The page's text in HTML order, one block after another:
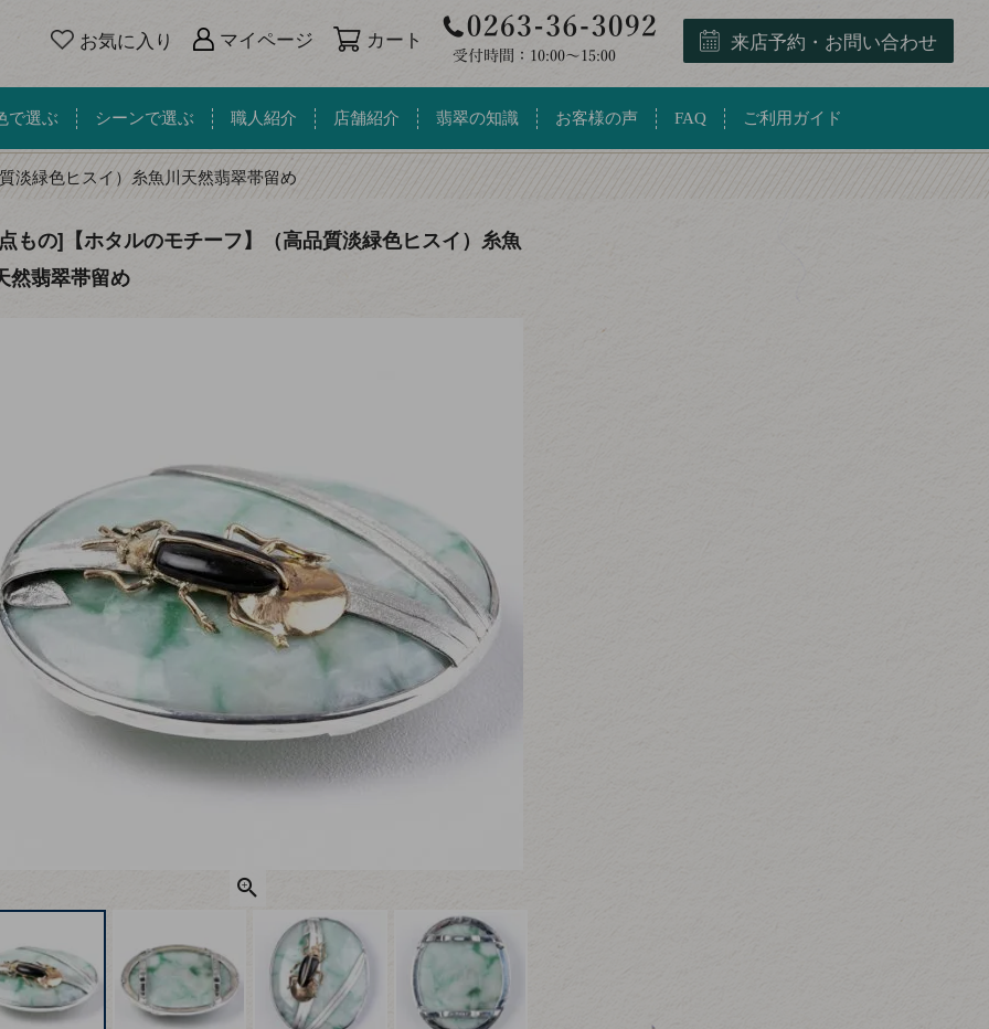
お気に入り マイページ カート 来店予約・お問い合わせ
で選ぶ シーンで選ぶ 職人紹介 店舗紹介 翡翠の知識 お客様の声 FAQ ご利用ガイド
淡緑色ヒスイ）糸魚川天然翡翠帯留め
もの]【ホタルのモチーフ】（高品質淡緑色ヒスイ）糸魚
然翡翠帯留め